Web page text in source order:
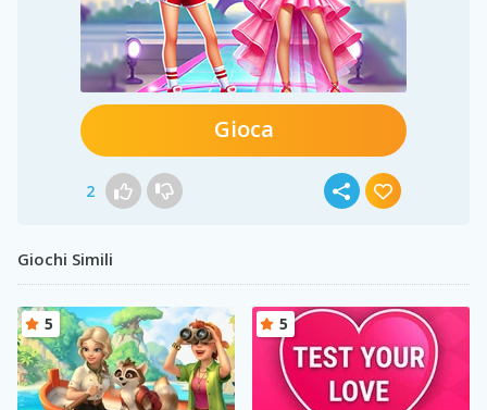
Gioca
2
Giochi Simili
5 5